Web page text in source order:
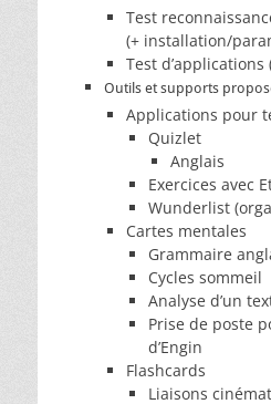
Test
(+ installation/
Test d’applications
Outils et supports
Applications pour
Quizlet
Anglais
Exercices avec
Wunderlist
Cartes mentales
Grammaire
Cycles sommeil
Analyse d’un
Prise de poste
d’Engin
Flashcards
Liaisons